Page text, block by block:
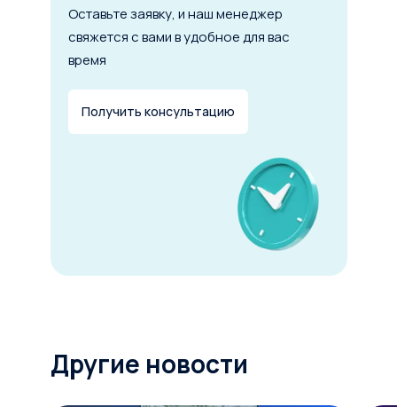
Оставьте заявку, и наш менеджер
свяжется с вами в удобное для вас
время
Получить консультацию
Другие новости